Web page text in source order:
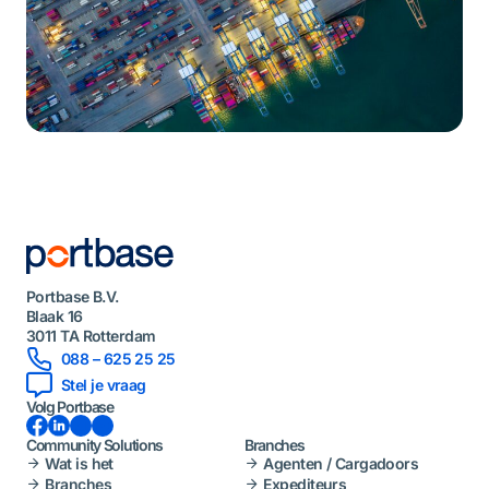
Portbase B.V.
Blaak 16
3011 TA Rotterdam
088 – 625 25 25
Stel je vraag
Volg Portbase
Facebook LinkedInInstagramYouTube
Community Solutions
Wat is het
Branches
Branches
Agenten / Cargadoors
Expediteurs